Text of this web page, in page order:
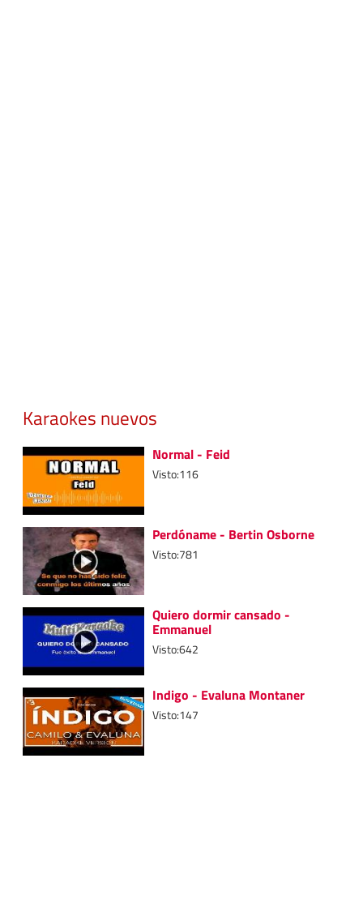
Karaokes nuevos
Normal - Feid
Visto:116
Perdóname - Bertin Osborne
Visto:781
Quiero dormir cansado -
Emmanuel
Visto:642
Indigo - Evaluna Montaner
Visto:147